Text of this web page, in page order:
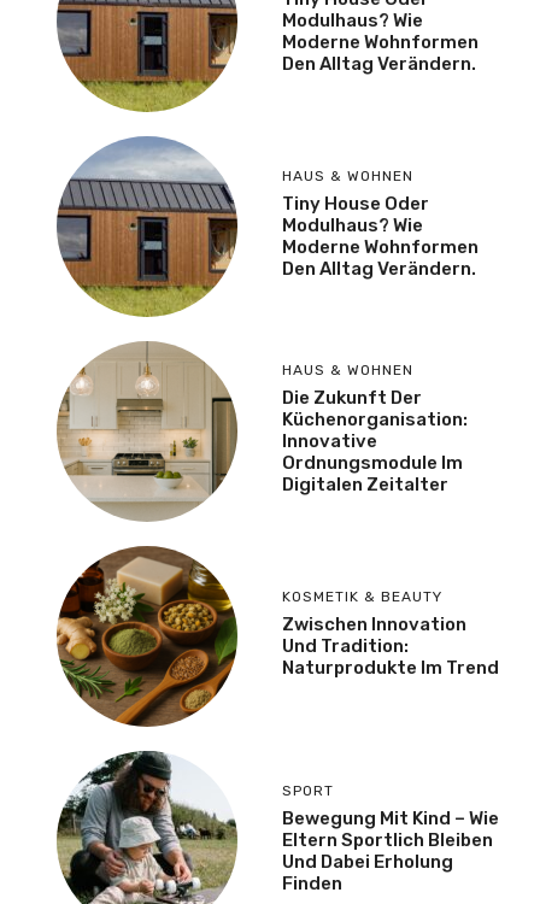
Modulhaus? Wie
Moderne Wohnformen
Den Alltag Verändern.
HAUS & WOHNEN
Tiny House Oder
Modulhaus? Wie
Moderne Wohnformen
Den Alltag Verändern.
HAUS & WOHNEN
Die Zukunft Der
Küchenorganisation:
Innovative
Ordnungsmodule Im
Digitalen Zeitalter
KOSMETIK & BEAUTY
Zwischen Innovation
Und Tradition:
Naturprodukte Im Trend
SPORT
Bewegung Mit Kind – Wie
Eltern Sportlich Bleiben
Und Dabei Erholung
Finden